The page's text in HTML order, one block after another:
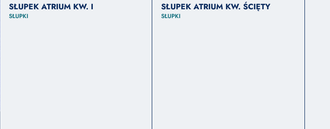
SŁUPEK ATRIUM KW. I
SŁUPKI
SŁUPEK ATRIUM KW. ŚCIĘTY
SŁUPKI